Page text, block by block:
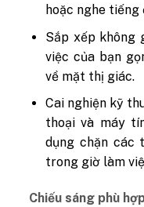
hoặc nghe
Sắp xếp không
việc của bạn
về mặt thị giác.
Cai nghiện kỹ
thoại và máy
dụng chặn các
trong giờ làm
Chiếu sáng phù